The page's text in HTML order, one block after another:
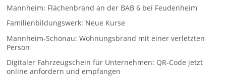
Mannheim: Flächenbrand an der BAB 6 bei Feudenheim
Familienbildungswerk: Neue Kurse
Mannheim-Schönau: Wohnungsbrand mit einer verletzten
Person
Digitaler Fahrzeugschein für Unternehmen: QR-Code jetzt
online anfordern und empfangen